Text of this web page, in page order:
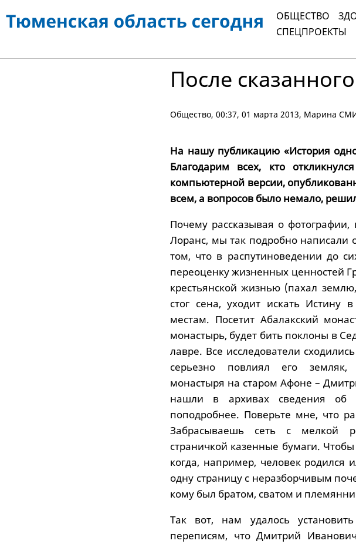
ОБЩЕСТВО
СПЕЦПРОЕКТЫ
После
Общество, 00:37, 01 марта 2013, Марина
На нашу публикацию «История
Благодарим всех, кто
компьютерной версии,
всем, а вопросов было немало,
Почему рассказывая о
Лоранс, мы так подробно
том, что в распутиноведении до
переоценку жизненных ценностей
крестьянской жизнью (пахал
стог сена, уходит искать Истину
местам. Посетит Абалакский
монастырь, будет бить поклоны в
лавре. Все исследователи
серьезно повлиял его земляк,
монастыря на старом Афоне –
нашли в архивах сведения об
поподробнее. Поверьте мне, что
Забрасываешь сеть с мелкой
страничкой казенные бумаги.
когда, например, человек родился
одну страницу с неразборчивым
кому был братом, сватом и
Так вот, нам удалось
переписям, что Дмитрий